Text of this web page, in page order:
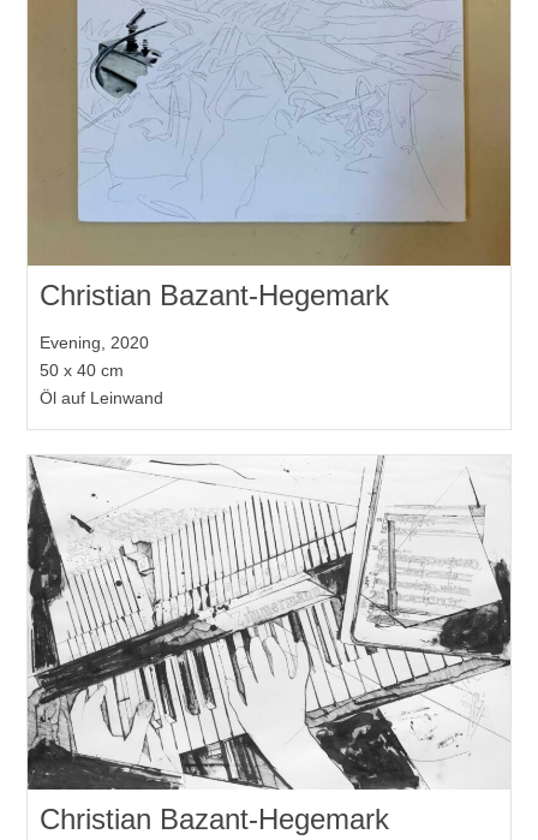
Christian Bazant-Hegemark
Evening, 2020
50 x 40 cm
Öl auf Leinwand
Christian Bazant-Hegemark